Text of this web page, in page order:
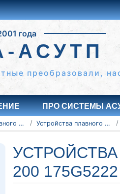
года
АСУТП
преобразовали,
ПРО СИСТЕМЫ
Устройства плавного пуска Danfoss Устройства плавного пуска Danfoss серии VLT MCD 200
УСТРОЙСТВА
200 175G5222